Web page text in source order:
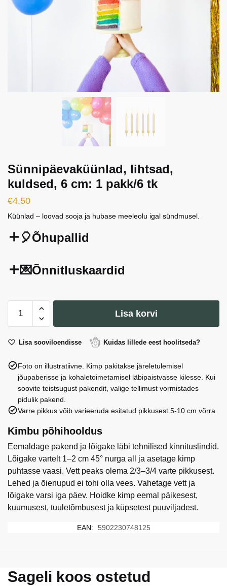
Sünnipäevaküünlad, lihtsad,
kuldsed, 6 cm: 1 pakk/6 tk
€4,50
Küünlad – loovad sooja ja hubase meeleolu igal sündmusel.
🎈Õhupallid
💌Õnnitluskaardid
Sünnipäevaküünlad,
lihtsad,
6
1
pakk/6
kogus
Lisa korvi
Lisa sooviloendisse Kuidas lillede eest hoolitseda?
Foto on illustratiivne. Kimp pakitakse järeletulemisel
jõupaberisse ja kohaletoimetamisel läbipaistvasse kilesse. Kui
soovite teistsugust pakendit, valige tellimust vormistades
pidulik pakend.
Varre pikkus võib varieeruda esitatud pikkusest 5-10 cm võrra
Kimbu põhihooldus
Eemaldage pakend ja lõigake läbi tehnilised kinnituslindid.
Lõigake vartelt 1–2 cm 45° nurga all ja asetage kimp
puhtasse vaasi. Vett peaks olema 2/3–3/4 varte pikkusest.
Lehed ja õienupud ei tohi olla vees. Vahetage vett ja
lõigake varsi iga päev. Hoidke kimp eemal päikesest,
kuumusest, tuuletõmbusest ja küpsetest puuviljadest.
EAN: 5902230748125
Sageli koos ostetud